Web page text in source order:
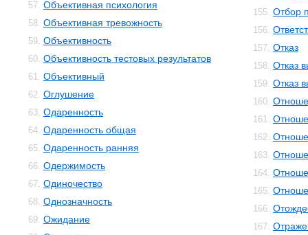
57. Объективная психология
58. Объективная тревожность
59. Объективность
60. Объективность тестовых результатов
61. Объективный
62. Оглушение
63. Одаренность
64. Одаренность общая
65. Одаренность ранняя
66. Одержимость
67. Одиночество
68. Однозначность
69. Ожидание
155. Отбор
156.
157. Отказ
158. Отказ
159. Отказ
160.
161.
162.
163.
164.
165.
166.
167.